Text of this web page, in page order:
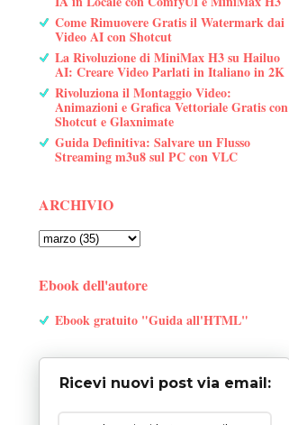
Come Rimuovere Gratis il Watermark dai
Video AI con Shotcut
La Rivoluzione di MiniMax H3 su Hailuo
AI: Creare Video Parlati in Italiano in 2K
Rivoluziona il Montaggio Video:
Animazioni e Grafica Vettoriale Gratis con
Shotcut e Glaxnimate
Guida Definitiva: Salvare un Flusso
Streaming m3u8 sul PC con VLC
ARCHIVIO
Ebook dell'autore
Ebook gratuito "Guida all'HTML"
Ricevi nuovi post via email: